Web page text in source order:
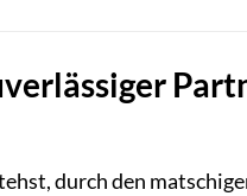
durch den